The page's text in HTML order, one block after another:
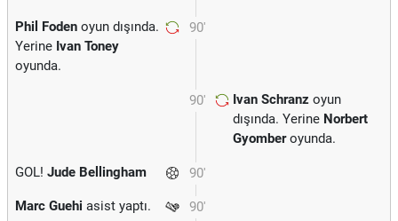
90'
Phil Foden oyun dışında.
Yerine Ivan Toney
oyunda.
90' Ivan Schranz oyun
dışında. Yerine Norbert
Gyomberoyunda.
90'
GOL! Jude Bellingham
90'
Marc Guehi asist yaptı.